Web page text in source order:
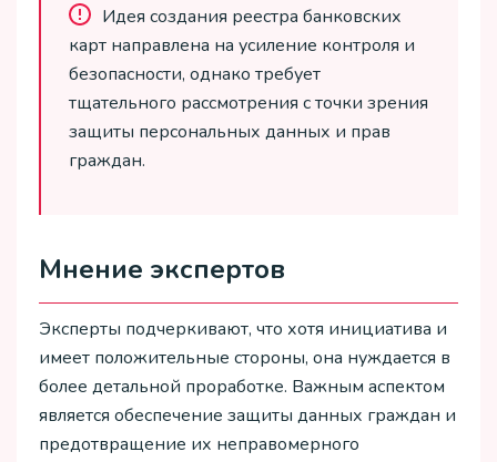
Идея создания реестра банковских
карт направлена на усиление контроля и
безопасности, однако требует
тщательного рассмотрения с точки зрения
защиты персональных данных и прав
граждан.
Мнение экспертов
Эксперты подчеркивают, что хотя инициатива и
имеет положительные стороны, она нуждается в
более детальной проработке. Важным аспектом
является обеспечение защиты данных граждан и
предотвращение их неправомерного